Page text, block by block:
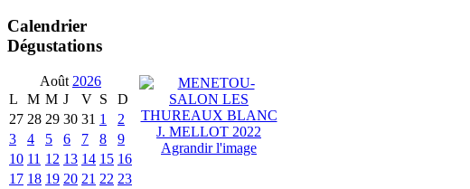
Calendrier
Dégustations
Août 2026
L
M M J V S
D
27 28 29 30 31 1
2
3
4 5 6 7 8
9
10 11 12 13 14 15 16
17 18 19 20 21 22 23
Agrandir l'image